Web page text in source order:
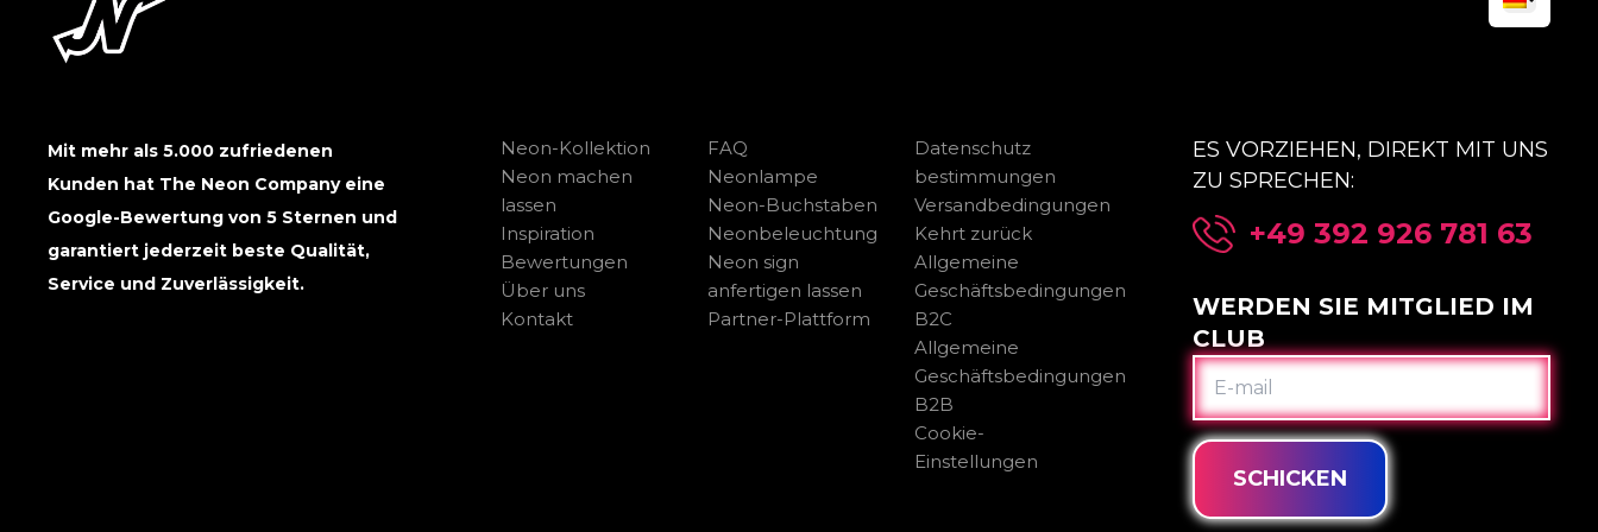
Mit mehr als 5.000 zufriedenen
Kunden hat The Neon Company eine
Google-Bewertung von 5 Sternen und
garantiert jederzeit beste Qualität,
Service und Zuverlässigkeit.
Neon-Kollektion
Neon machen
lassen
Inspiration
Bewertungen
Über uns
Kontakt
FAQ
Neonlampe
Neon-Buchstaben
Neonbeleuchtung
Neon sign
anfertigen lassen
Partner-Plattform
Datenschutz
bestimmungen
Versandbedingungen
Kehrt zurück
Allgemeine
Geschäftsbedingungen
B2C
Allgemeine
Geschäftsbedingungen
B2B
Cookie-
Einstellungen
ES VORZIEHEN, DIREKT MIT UNS
ZU SPRECHEN:
+49 392 926 781 63
WERDEN SIE MITGLIED IM
CLUB
E-
MAIL
SCHICKEN